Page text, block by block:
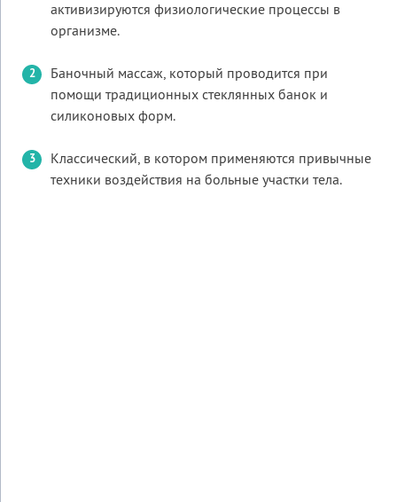
активизируются физиологические процессы в
организме.
Баночный массаж, который проводится при
помощи традиционных стеклянных банок и
силиконовых форм.
Классический, в котором применяются привычные
техники воздействия на больные участки тела.